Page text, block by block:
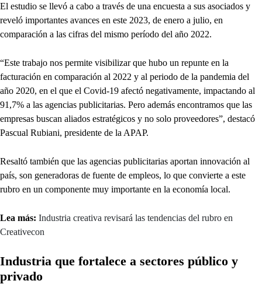
El estudio se llevó a cabo a través de una encuesta a sus asociados y
reveló importantes avances en este 2023, de enero a julio, en
comparación a las cifras del mismo período del año 2022.
“Este trabajo nos permite visibilizar que hubo un repunte en la
facturación en comparación al 2022 y al periodo de la pandemia del
año 2020, en el que el Covid-19 afectó negativamente, impactando al
91,7% a las agencias publicitarias. Pero además encontramos que las
empresas buscan aliados estratégicos y no solo proveedores”, destacó
Pascual Rubiani, presidente de la APAP.
Resaltó también que las agencias publicitarias aportan innovación al
país, son generadoras de fuente de empleos, lo que convierte a este
rubro en un componente muy importante en la economía local.
Lea más: Industria creativa revisará las tendencias del rubro en
Creativecon
Industria que fortalece a sectores público y
privado